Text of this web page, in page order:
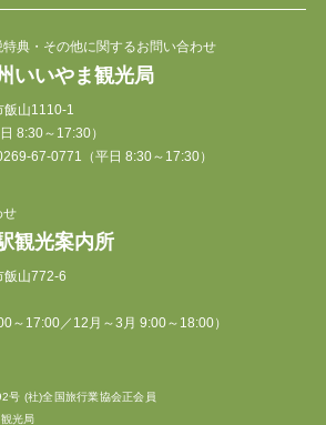
典・その他に関するお問い合わせ
いいやま観光局
飯山1110-1
日 8:30～17:30）
67-0771（平日 8:30～17:30）
せ
観光案内所
飯山772-6
～17:00／12月～3月 9:00～18:00）
号 (社)全国旅行業協会正会員
光局